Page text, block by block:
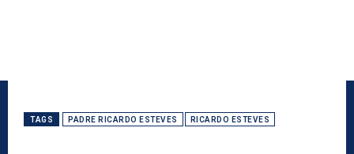
TAGS PADRE RICARDO ESTEVES RICARDO ESTEVES